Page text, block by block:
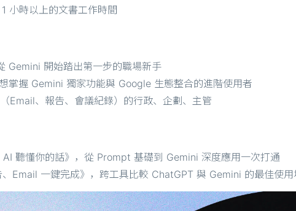
小時以上的文書工作時間
Gemini 開始踏出第一步的職場新手
掌握 Gemini 獨家功能與 Google 生態整合的進階使用者
Email、報告、會議紀錄）的行政、企劃、主管
聽懂你的話》，從 Prompt 基礎到 Gemini 深度應用一次打通
Email 一鍵完成》，跨工具比較 ChatGPT 與 Gemini 的最佳使用